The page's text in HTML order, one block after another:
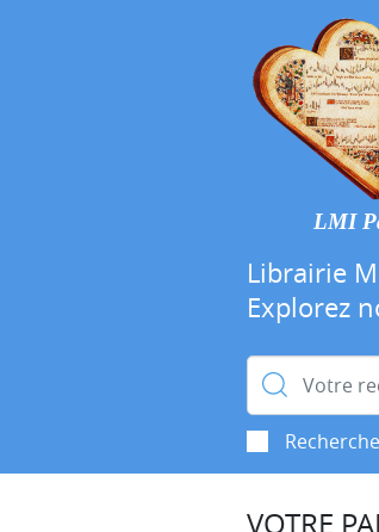
LMI
Librairie
Explorez
Rechercher :
VOTRE